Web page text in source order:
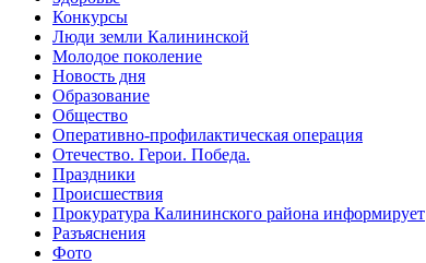
Конкурсы
Люди земли Калининской
Молодое поколение
Новость дня
Образование
Общество
Оперативно-профилактическая операция
Отечество. Герои. Победа.
Праздники
Происшествия
Прокуратура Калининского района информирует
Разъяснения
Фото